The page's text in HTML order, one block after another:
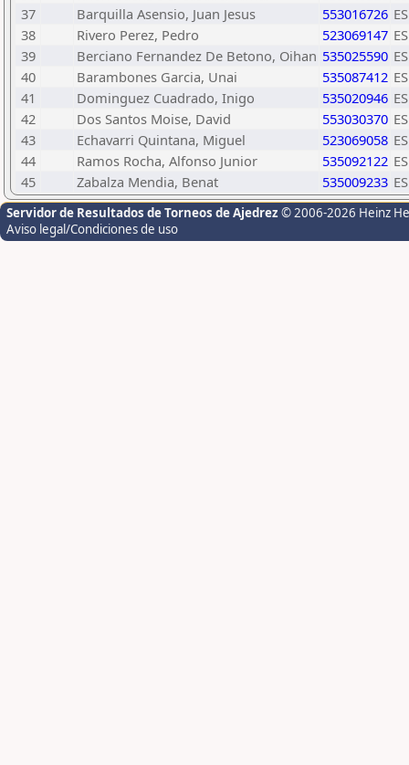
37
Barquilla Asensio, Juan Jesus 553016726
38
Rivero Perez, Pedro 523069147
39
Berciano Fernandez De Betono, Oihan 535025590
40
Barambones Garcia, Unai 535087412
41
Dominguez Cuadrado, Inigo 535020946
42
Dos Santos Moise, David 553030370
43
Echavarri Quintana, Miguel 523069058
44
Ramos Rocha, Alfonso Junior 535092122
45
Zabalza Mendia, Benat 535009233
Servidor de Resultados de Torneos de Ajedrez © 2006-2026 Heinz
Aviso legal/Condiciones de uso